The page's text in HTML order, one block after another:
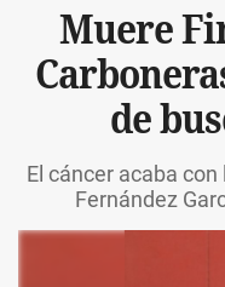
Muere
de
El cáncer acaba
Fernández